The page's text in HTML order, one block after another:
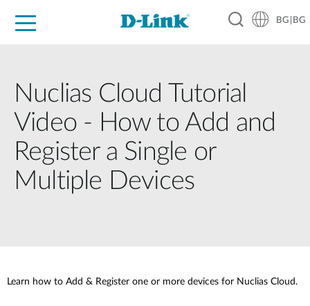
BG|BG
Nuclias Cloud Tutorial
Video - How to Add and
Register a Single or
Multiple Devices
Learn how to Add & Register one or more devices for Nuclias Cloud.